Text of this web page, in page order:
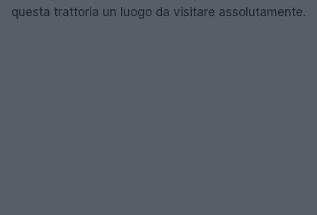
questa trattoria un luogo da visitare assolutamente.